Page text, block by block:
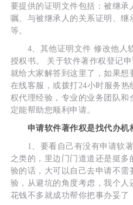
要提供的证明文件包括：被继
嘱、与被继承人的关系证明、
等。
4、其他证明文件 修改他人
授权书。 关于软件著作权登记
就给大家解答到这里了，如果
在线客服，或拨打24小时服务
权代理经验，专业的业务团队
定能帮助您顺利申请。
申请软件著作权是找代办机
1、要看自己有没有申请软著
之类的，里边门门道道还是挺
验的话，大可以自己去申请不
验，从避坑的角度考虑，我个
花钱不多就成功帮你把事办妥了